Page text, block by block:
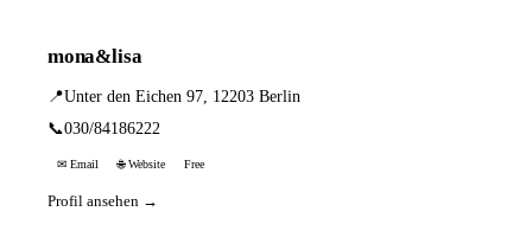
mona&lisa
📍Unter den Eichen 97, 12203 Berlin
📞030/84186222
✉ Email 🌐 Website Free
Profil ansehen →